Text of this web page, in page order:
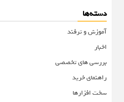
دسته‌ها
آموزش و ترفند
اخبار
بررسی های تخصصی
راهنمای خرید
سخت افزارها